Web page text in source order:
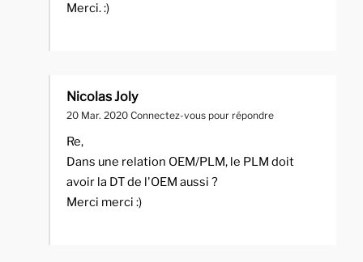
Merci. :)
Nicolas Joly
20 Mar. 2020 Connectez-vous pour répondre
Re,
Dans une relation OEM/PLM, le PLM doit
avoir la DT de l'OEM aussi ?
Merci merci :)